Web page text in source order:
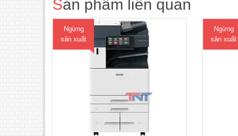
Sản phẩm liên quan
Ngừng
sản xuất
phím bấm : 7 inch- Độ ..
Ngừng
sản xuất